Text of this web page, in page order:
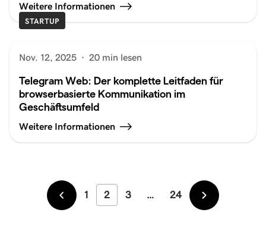
Weitere Informationen
STARTUP
Nov. 12, 2025 · 20 min lesen
Telegram Web: Der komplette Leitfaden für
browserbasierte Kommunikation im
Geschäftsumfeld
Weitere Informationen
Neuer
1 2 3 … 24
Älter